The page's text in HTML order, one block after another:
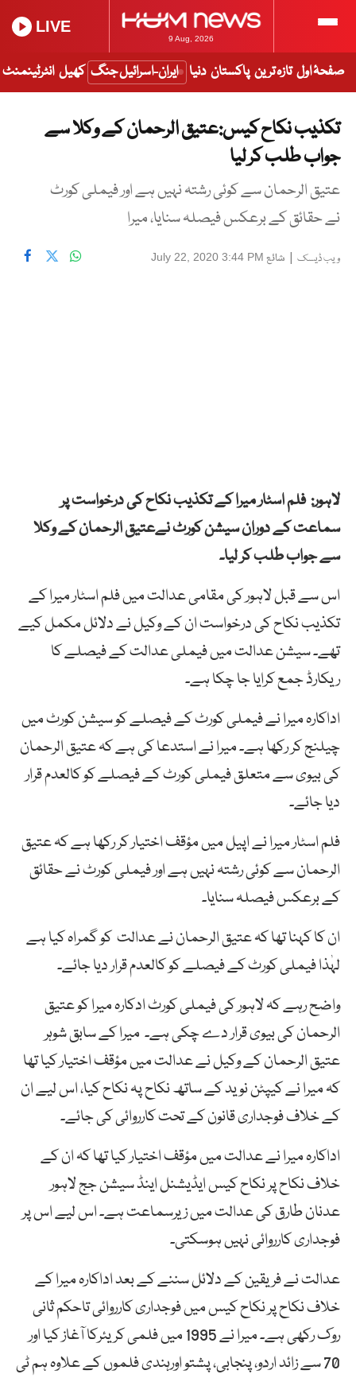
9 Aug, 2026
LIVE
صفحۂ اول تازہ ترین پاکستان دنیا ایران-اسرائیل جنگ کھیل انٹرٹینمنٹ
تکذیب نکاح کیس:عتیق الرحمان کے وکلا سے
جواب طلب کر لیا
عتیق الرحمان سے کوئی رشتہ نہیں ہے اور فیملی کورٹ
نے حقائق کے برعکس فیصلہ سنایا، میرا
ویب ڈیسک | شائع July 22, 2020 3:44 PM
لاہور: فلم اسٹار میرا کے تکذیب نکاح کی درخواست پر
سماعت کے دوران سیشن کورٹ نےعتیق الرحمان کے وکلا
سے جواب طلب کر لیا۔
اس سے قبل لاہور کی مقامی عدالت میں فلم اسٹار میرا کے
تکذیب نکاح کی درخواست ان کے وکیل نے دلائل مکمل کیے
تھے۔ سیشن عدالت میں فیملی عدالت کے فیصلے کا
ریکارڈ جمع کرایا جا چکا ہے۔
اداکارہ میرا نے فیملی کورٹ کے فیصلے کو سیشن کورٹ میں
چیلنج کر رکھا ہے۔ میرا نے استدعا کی ہے کہ عتیق الرحمان
کی بیوی سے متعلق فیملی کورٹ کے فیصلے کو کالعدم قرار
دیا جائے۔
فلم اسٹار میرا نے اپیل میں مؤقف اختیار کر رکھا ہے کہ عتیق
الرحمان سے کوئی رشتہ نہیں ہے اور فیملی کورٹ نے حقائق
کے برعکس فیصلہ سنایا۔
ان کا کہنا تھا کہ عتیق الرحمان نے عدالت کو گمراہ کیا ہے
لہٰذا فیملی کورٹ کے فیصلے کو کالعدم قرار دیا جائے۔
واضح رہے کہ لاہور کی فیملی کورٹ ادکارہ میرا کو عتیق
الرحمان کی بیوی قرار دے چکی ہے۔ میرا کے سابق شوہر
عتیق الرحمان کے وکیل نے عدالت میں مؤقف اختیار کیا تھا
کہ میرا نے کیپٹن نوید کے ساتھ نکاح پہ نکاح کیا، اس لیے ان
کے خلاف فوجداری قانون کے تحت کارروائی کی جائے۔
اداکارہ میرا نے عدالت میں مؤقف اختیار کیا تھا کہ ان کے
خلاف نکاح پر نکاح کیس ایڈیشنل اینڈ سیشن جج لاہور
عدنان طارق کی عدالت میں زیرسماعت ہے۔ اس لیے اس پر
فوجداری کارروائی نہیں ہوسکتی۔
عدالت نے فریقین کے دلائل سننے کے بعد اداکارہ میرا کے
خلاف نکاح پر نکاح کیس میں فوجداری کارروائی تاحکم ثانی
روک رکھی ہے۔ میرا نے 1995 میں فلمی کریئرکا آغاز کیا اور
70 سے زائد اردو، پنجابی، پشتو اورہندی فلموں کے علاوہ ہم ٹی